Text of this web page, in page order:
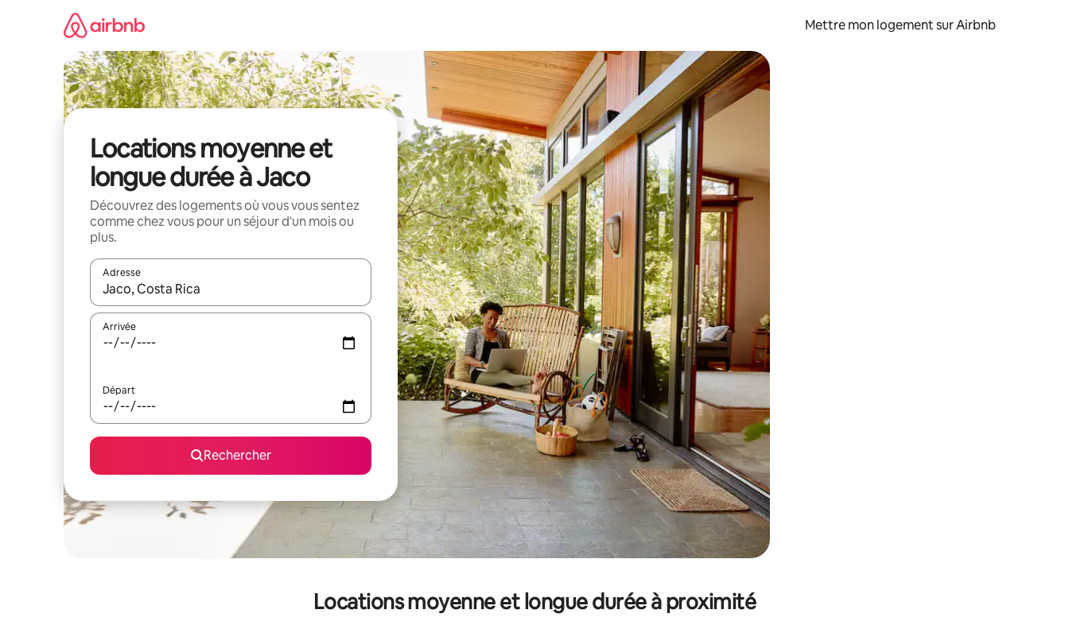
Mettre mon logement sur Airbnb
Locations moyenne et
longue durée à Jaco
Découvrez des logements où vous vous sentez
comme chez vous pour un séjour d'un mois ou
plus.
Adresse
Lorsque les résultats s'affichent, utilisez les flèches vers le haut et vers le bas pour les parcourir ou en appuyant et en faisant glisser.
Arrivée
Départ
Rechercher
Locations moyenne et longue durée à proximité